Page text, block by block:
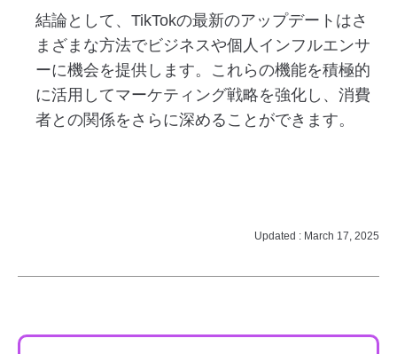
結論として、TikTokの最新のアップデートはさ
まざまな方法でビジネスや個人インフルエンサ
ーに機会を提供します。これらの機能を積極的
に活用してマーケティング戦略を強化し、消費
者との関係をさらに深めることができます。
Updated : March 17, 2025